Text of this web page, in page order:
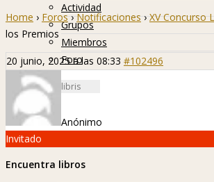
Actividad
Grupos
Miembros
Foro
Home › Foros › Notificaciones › XV Concurso
los Premios
20 junio, 2025 a las 08:33 #102496
Anónimo
Invitado
Encuentra libros